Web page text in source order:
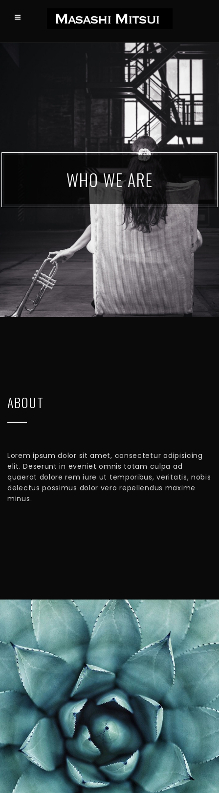
WHO WE ARE
ABOUT
Lorem ipsum dolor sit amet, consectetur adipisicing
elit. Deserunt in eveniet omnis totam culpa ad
quaerat dolore rem iure ut temporibus, veritatis, nobis
delectus possimus dolor vero repellendus maxime
minus.